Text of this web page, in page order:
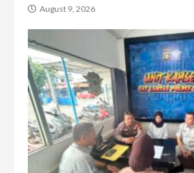
August 9, 2026